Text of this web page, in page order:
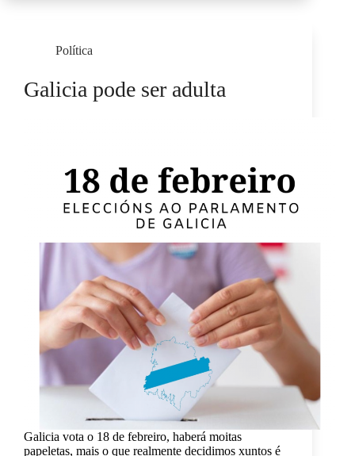
Política
Galicia pode ser adulta
Galicia vota o 18 de febreiro, haberá moitas
papeletas, mais o que realmente decidimos xuntos é